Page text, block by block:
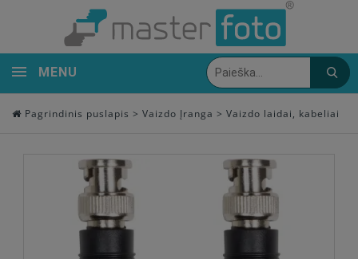
MENU
Pagrindinis puslapis > Vaizdo Įranga > Vaizdo laidai, kabeliai